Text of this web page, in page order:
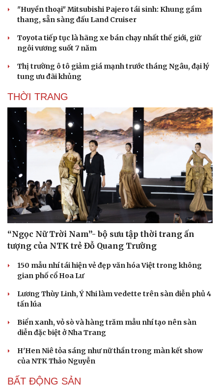
Sức khỏe
Dinh dưỡng - món ngon
Cây thuốc
Sản phụ khoa
Nhi khoa
Nam khoa
Làm đẹp - giảm cân
Phòng mạch online
Ăn sạch sống khỏe
Đời sống
Nhà đẹp
Blog
Tình yêu - Gia đình
"Huyền thoại" Mitsubishi Pajero tái sinh: Khung gầm
thang, sẵn sàng đấu Land Cruiser
Toyota tiếp tục là hãng xe bán chạy nhất thế giới, giữ
ngôi vương suốt 7 năm
Thị trường ô tô giảm giá mạnh trước tháng Ngâu, đại lý
tung ưu đãi khủng
THỜI TRANG
“Ngọc Nữ Trời Nam”- bộ sưu tập thời trang ấn
tượng của NTK trẻ Đỗ Quang Trường
150 mẫu nhí tái hiện vẻ đẹp văn hóa Việt trong không
gian phố cổ Hoa Lư
Lương Thùy Linh, Ý Nhi làm vedette trên sàn diễn phủ 4
tấn lúa
Biển xanh, vỏ sò và hàng trăm mẫu nhí tạo nên sàn
diễn đặc biệt ở Nha Trang
H'Hen Niê tỏa sáng như nữ thần trong màn kết show
của NTK Thảo Nguyễn
BẤT ĐỘNG SẢN